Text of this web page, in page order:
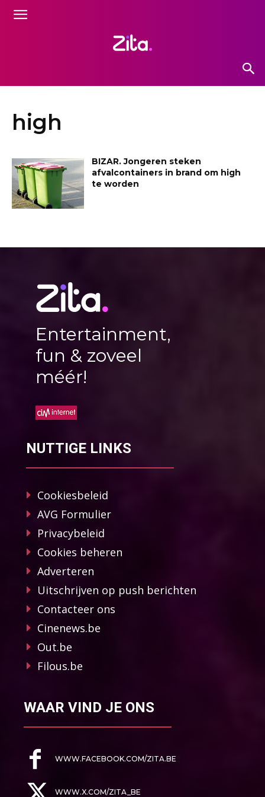
high
BIZAR. Jongeren steken
afvalcontainers in brand om high
te worden
Entertainment,
fun & zoveel
méér!
NUTTIGE LINKS
Cookiesbeleid
AVG Formulier
Privacybeleid
Cookies beheren
Adverteren
Uitschrijven op push berichten
Contacteer ons
Cinenews.be
Out.be
Filous.be
WAAR VIND JE ONS
WWW.FACEBOOK.COM/ZITA.BE
WWW.X.COM/ZITA_BE